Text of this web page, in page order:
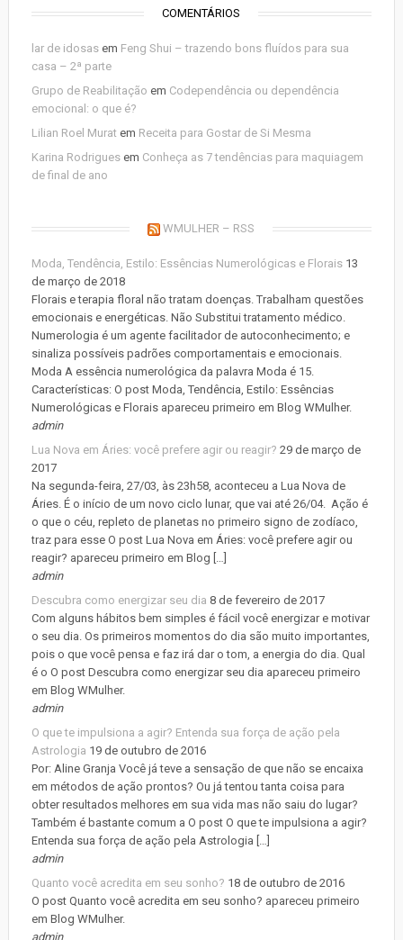
COMENTÁRIOS
lar de idosasem Feng Shui – trazendo bons fluídos para sua
casa – 2ª parte
Grupo de Reabilitação em Codependência ou dependência
emocional: o que é?
Lilian Roel Muratem Receita para Gostar de Si Mesma
Karina Rodriguesem Conheça as 7 tendências para maquiagem
de final de ano
WMULHER – RSS
Moda, Tendência, Estilo: Essências Numerológicas e Florais 13
de março de 2018
Florais e terapia floral não tratam doenças. Trabalham questões
emocionais e energéticas. Não Substitui tratamento médico.
Numerologia é um agente facilitador de autoconhecimento; e
sinaliza possíveis padrões comportamentais e emocionais.
Moda A essência numerológica da palavra Moda é 15.
Características: O post Moda, Tendência, Estilo: Essências
Numerológicas e Florais apareceu primeiro em Blog WMulher.
admin
Lua Nova em Áries: você prefere agir ou reagir? 29 de março de
2017
Na segunda-feira, 27/03, às 23h58, aconteceu a Lua Nova de
Áries. É o início de um novo ciclo lunar, que vai até 26/04. Ação é
o que o céu, repleto de planetas no primeiro signo de zodíaco,
traz para esse O post Lua Nova em Áries: você prefere agir ou
reagir? apareceu primeiro em Blog […]
admin
Descubra como energizar seu dia 8 de fevereiro de 2017
Com alguns hábitos bem simples é fácil você energizar e motivar
o seu dia. Os primeiros momentos do dia são muito importantes,
pois o que você pensa e faz irá dar o tom, a energia do dia. Qual
é o O post Descubra como energizar seu dia apareceu primeiro
em Blog WMulher.
admin
O que te impulsiona a agir? Entenda sua força de ação pela
Astrologia 19 de outubro de 2016
Por: Aline Granja Você já teve a sensação de que não se encaixa
em métodos de ação prontos? Ou já tentou tanta coisa para
obter resultados melhores em sua vida mas não saiu do lugar?
Também é bastante comum a O post O que te impulsiona a agir?
Entenda sua força de ação pela Astrologia […]
admin
Quanto você acredita em seu sonho? 18 de outubro de 2016
O post Quanto você acredita em seu sonho? apareceu primeiro
em Blog WMulher.
admin